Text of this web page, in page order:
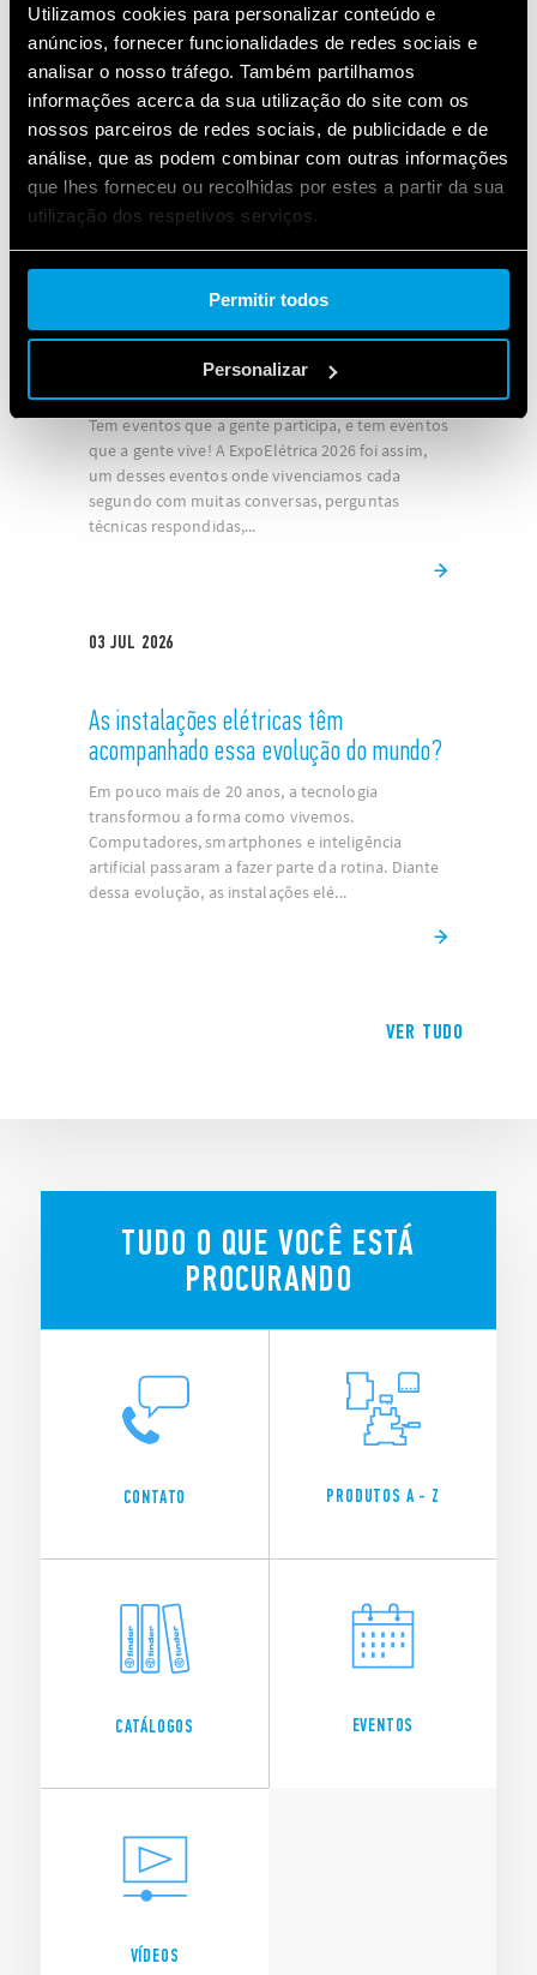
Utilizamos cookies para personalizar conteúdo e
anúncios, fornecer funcionalidades de redes sociais e
analisar o nosso tráfego. Também partilhamos
informações acerca da sua utilização do site com os
nossos parceiros de redes sociais, de publicidade e de
análise, que as podem combinar com outras informações
que lhes forneceu ou recolhidas por estes a partir da sua
utilização dos respetivos serviços.
Cookie policy.
Permitir todos
Personalizar
VER TUDO
Interface a Relé: como funciona e sua
evolução
A Interface a Relé evoluiu significativamente nas
últimas décadas, tornando os painéis elétricos
mais compactos, seguros e fáceis de manter.
Neste artigo, você conhece essa evolução, da
placa Celeron ...
Finder Brasil na ExpoElétrica 2026!
Tem eventos que a gente participa, e tem eventos
que a gente vive! A ExpoElétrica 2026 foi assim,
um desses eventos onde vivenciamos cada
segundo com muitas conversas, perguntas
técnicas respondidas,...
03 JUL 2026
As instalações elétricas têm
acompanhado essa evolução do mundo?
Em pouco mais de 20 anos, a tecnologia
transformou a forma como vivemos.
Computadores, smartphones e inteligência
artificial passaram a fazer parte da rotina. Diante
dessa evolução, as instalações elé...
TUDO O QUE VOCÊ ESTÁ
PROCURANDO
PRODUTOS A - Z
CONTATO
CATÁLOGOS EVENTOS
VÍDEOS